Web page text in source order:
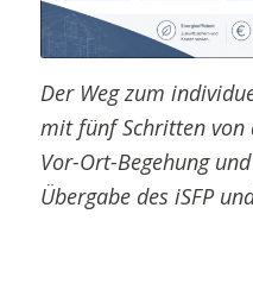
Der Weg zum
mit fünf Schritten
Vor-Ort-Begehung
Übergabe des iSFP